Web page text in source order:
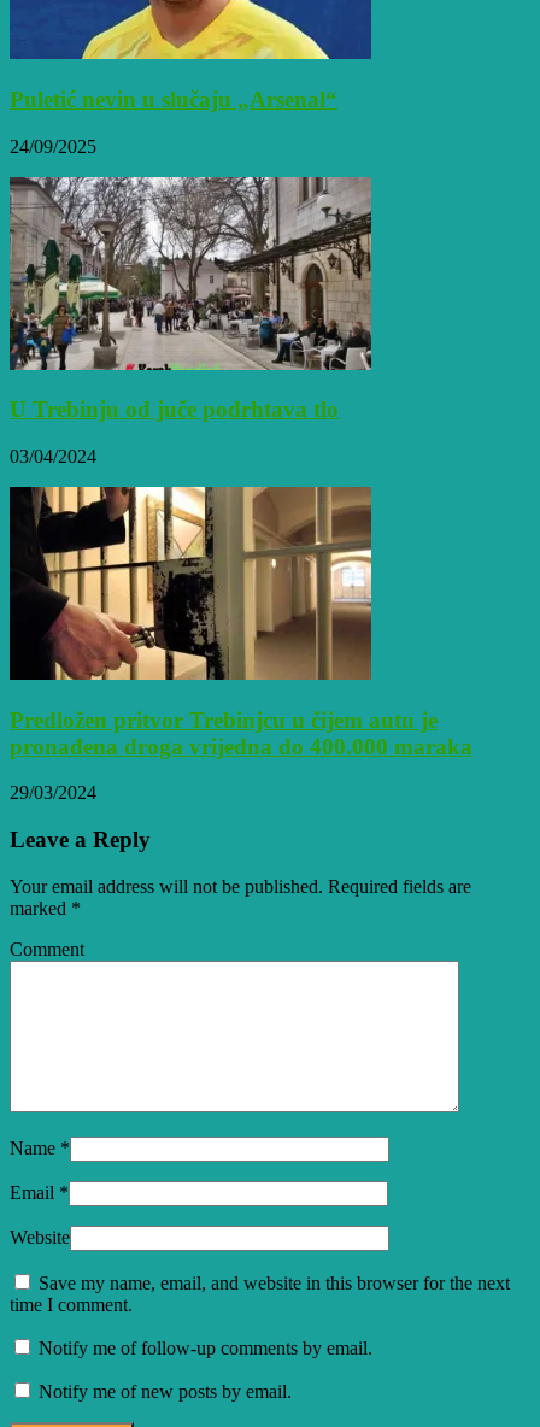
Puletić nevin u slučaju „Arsenal“
24/09/2025
U Trebinju od juče podrhtava tlo
03/04/2024
Predložen pritvor Trebinjcu u čijem autu je
pronađena droga vrijedna do 400.000 maraka
29/03/2024
Leave a Reply
Your email address will not be published. Required fields are
marked *
Comment
Name *
Email *
Website
Save my name, email, and website in this browser for the next
time I comment.
Notify me of follow-up comments by email.
Notify me of new posts by email.